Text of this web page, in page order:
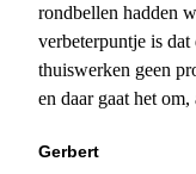
rondbellen hadden
verbeterpuntje is
thuiswerken geen
en daar gaat het
Gerbert